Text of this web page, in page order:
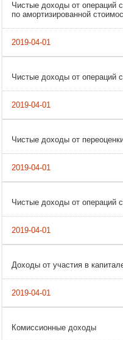
Чистые доходы от операций
по амортизированной
Чистые доходы от операций
Чистые доходы от
Чистые доходы от операций
Доходы от участия в
Комиссионные доходы